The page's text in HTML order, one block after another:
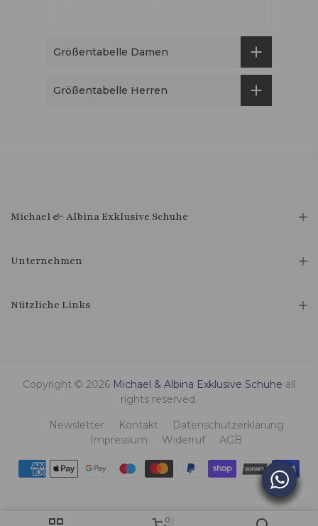
Größentabelle Damen
Größentabelle Herren
Michael & Albina Exklusive Schuhe
Unternehmen
Nützliche Links
Copyright © 2026 Michael & Albina Exklusive Schuhe all
rights reserved.
Newsletter
Kontakt
Datenschutzerklärung
Impressum
Widerruf AGB
0